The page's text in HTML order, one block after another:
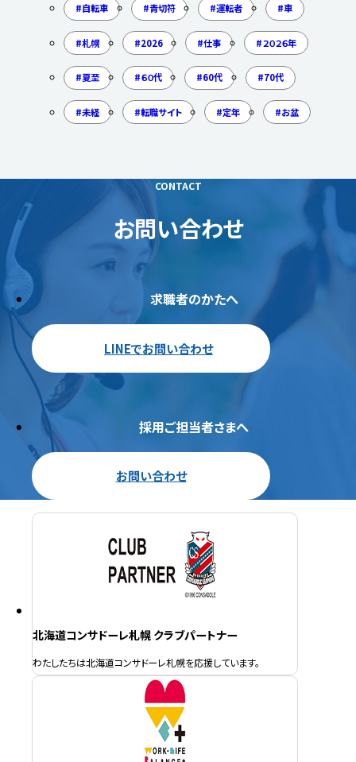
自転車 青切符 運転者 車
札幌 2026 仕事 ２０２６年
夏至 ６０代 60代 70代
未経 転職サイト 定年 お盆
CONTACT
お問い合わせ
求職者のかたへ
LINEでお問い合わせ
採用ご担当者さまへ
お問い合わせ
北海道コンサドーレ札幌 クラブパートナー
わたしたちは北海道コンサドーレ札幌を応援しています。